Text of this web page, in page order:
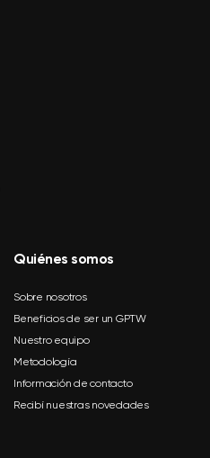
Quiénes somos
Sobre nosotros
Beneficios de ser un GPTW
Nuestro equipo
Metodología
Información de contacto
Recibí nuestras novedades